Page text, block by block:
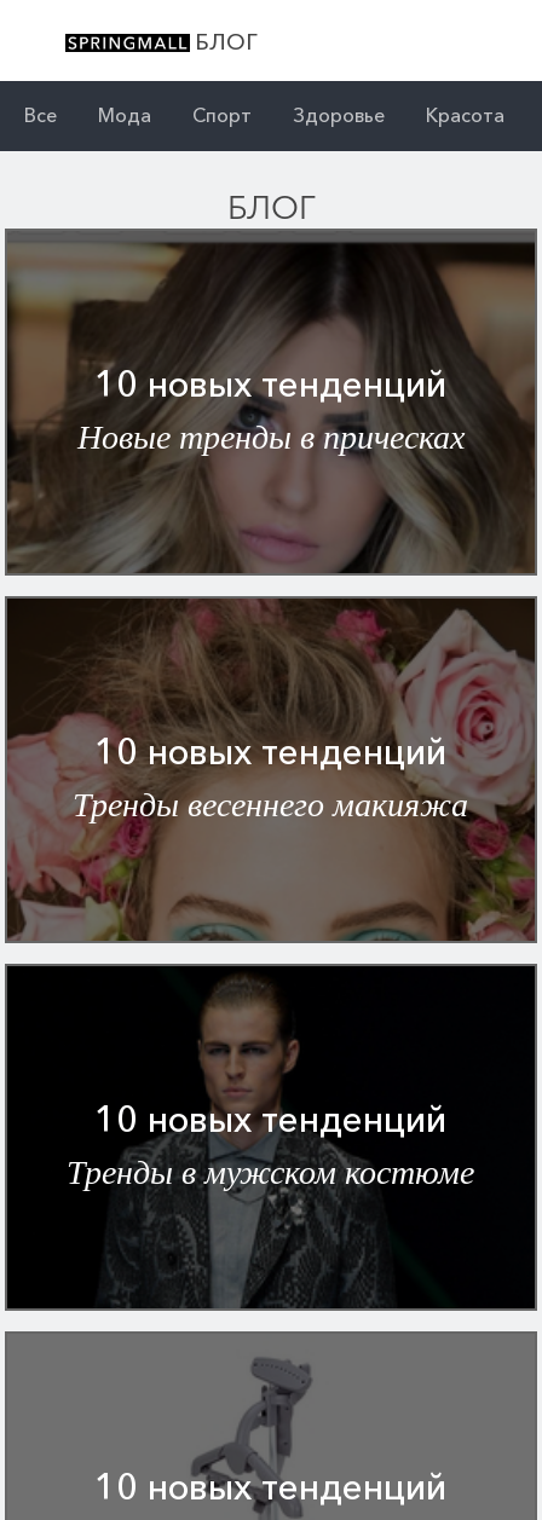
БЛОГ
Все Мода Спорт Здоровье Красота
БЛОГ
10 новых тенденций
Новые тренды в прическах
10 новых тенденций
Тренды весеннего макияжа
10 новых тенденций
Тренды в мужском костюме
10 новых тенденций